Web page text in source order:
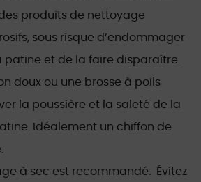
produits de nettoyage
sous risque d’endommager
patine et de la faire disparaître.
doux ou une brosse à poils
la poussière et la saleté de la
Idéalement un chiffon de
à sec est recommandé. Évitez